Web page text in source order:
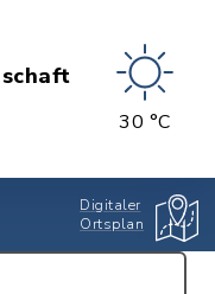
30 °C
Digitaler
Ortsplan